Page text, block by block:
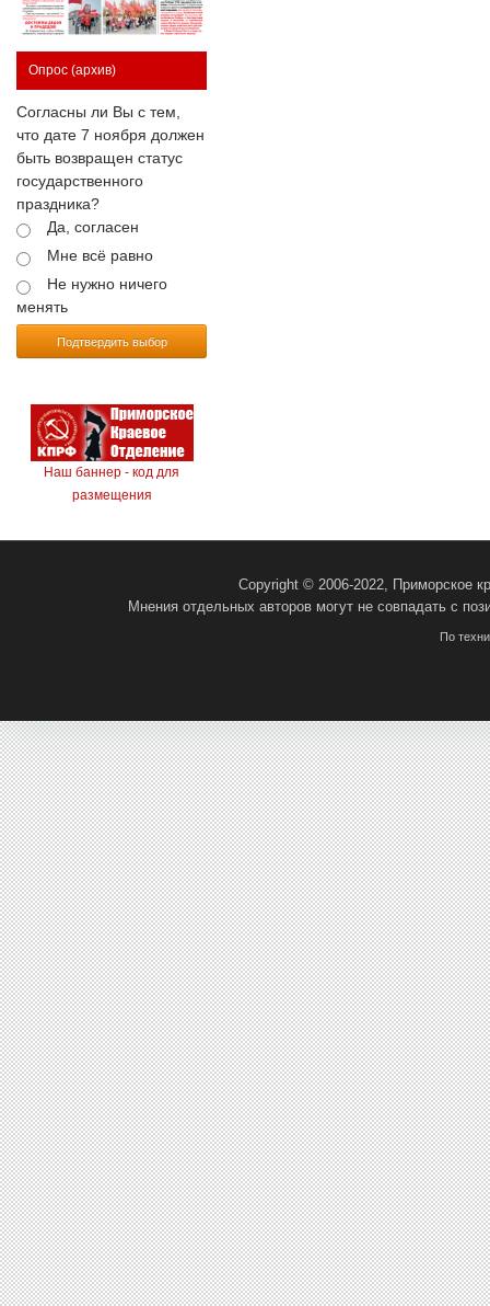
Опрос (архив)
Согласны ли Вы с тем,
что дате 7 ноября должен
быть возвращен статус
государственного
праздника?
Да, согласен
Мне всё равно
Не нужно ничего
менять
Подтвердить выбор
Наш баннер - код для
размещения
Copyright © 2006-2022, Приморское
Мнения отдельных авторов могут не совпадать с
По